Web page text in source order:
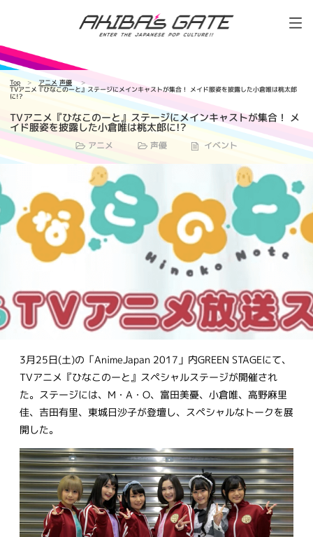
Top アニメ 声優
TVアニメ『ひなこのーと』ステージにメインキャストが集合！ メイド服姿を披露した小倉唯は桃太郎
に!?
TVアニメ『ひなこのーと』ステージにメインキャストが集合！ メ
イド服姿を披露した小倉唯は桃太郎に!?
アニメ 声優 イベント
3月25日(土)の「AnimeJapan 2017」内GREEN STAGEにて、
TVアニメ『ひなこのーと』スペシャルステージが開催され
た。ステージには、M・A・O、富田美憂、小倉唯、高野麻里
佳、吉田有里、東城日沙子が登壇し、スペシャルなトークを展
開した。